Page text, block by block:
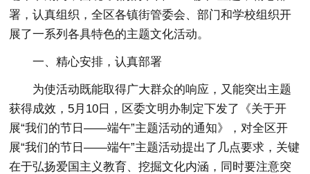
署，认真组织，全区各镇街管委会、部门和学校组织开
展了一系列各具特色的主题文化活动。
一、精心安排，认真部署
为使活动既能取得广大群众的响应，又能突出主题
获得成效，5月10日，区委文明办制定下发了《关于开
展“我们的节日——端午”主题活动的通知》，对全区开
展“我们的节日——端午”主题活动提出了几点要求，关键
在于弘扬爱国主义教育、挖掘文化内涵，同时要注意突